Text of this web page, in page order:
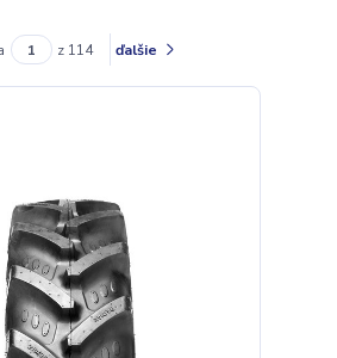
z 114 ďalšie